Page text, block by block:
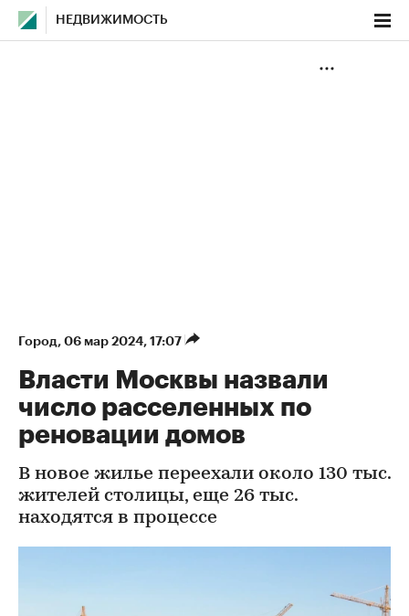
НЕДВИЖИМОСТЬ
Город⁠, 06 мар 2024, 17:07
Власти Москвы назвали
число расселенных по
реновации домов
В новое жилье переехали около 130 тыс.
жителей столицы, еще 26 тыс.
находятся в процессе